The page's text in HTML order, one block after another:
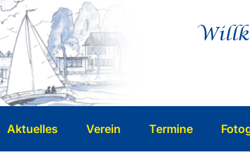
Aktuelles Verein Termine